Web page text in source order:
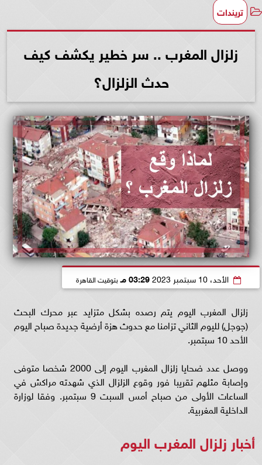
تريندات
زلزال المغرب .. سر خطير يكشف كيف
حدث الزلزال؟
الأحد، 10 سبتمبر 2023 03:29 مـ بتوقيت القاهرة
زلزال المغرب اليوم يتم رصده بشكل متزايد عبر محرك البحث
(جوجل) لليوم الثاني تزامنا مع حدوث هزة أرضية جديدة صباح اليوم
الأحد 10 سبتمبر.
ووصل عدد ضحايا زلزال المغرب اليوم إلى 2000 شخصا متوفى
وإصابة مثلهم تقريبا فور وقوع الزلزال الذي شهدته مراكش في
الساعات الأولى من صباح أمس السبت 9 سبتمبر. وفقا لوزارة
الداخلية المغربية.
أخبار زلزال المغرب اليوم